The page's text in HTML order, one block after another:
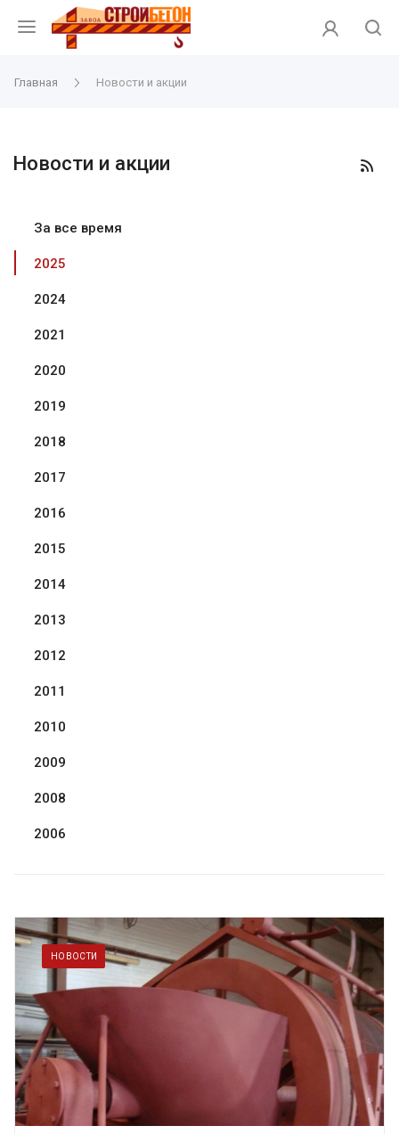
Главная Новости и акции
Новости и акции
За все время
2025
2024
2021
2020
2019
2018
2017
2016
2015
2014
2013
2012
2011
2010
2009
2008
2006
НОВОСТИ